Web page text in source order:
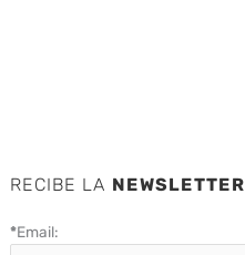
RECIBE LA NEWSLETTER
*Email: